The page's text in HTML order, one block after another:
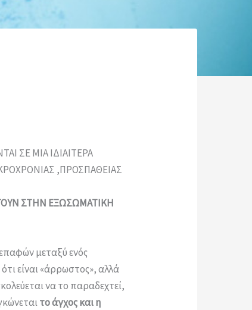
ΣΕ ΜΙΑ ΙΔΙΑΙΤΕΡΑ
,ΠΡΟΣΠΑΘΕΙΑΣ
ΣΤΗΝ ΕΞΩΣΩΜΑΤΙΚΗ
μεταξύ ενός
είναι «άρρωστος», αλλά
να το παραδεχτεί,
το άγχος και η